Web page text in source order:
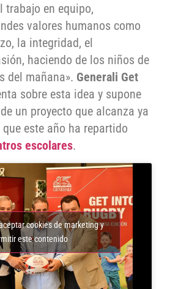
trabajo en equipo,
valores humanos como
la integridad, el
haciendo de los niños de
del mañana». Generali Get
sobre esta idea y supone
un proyecto que alcanza ya
este año ha repartido
escolares.
cookies de marketing y
este contenido